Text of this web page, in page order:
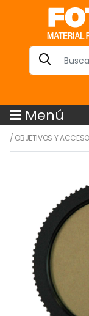
Menú
/ OBJETIVOS Y